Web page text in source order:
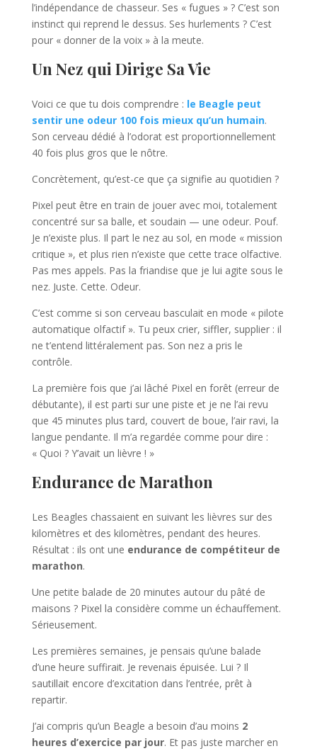
l’indépendance de chasseur. Ses « fugues » ? C’est son
instinct qui reprend le dessus. Ses hurlements ? C’est
pour « donner de la voix » à la meute.
Un Nez qui Dirige Sa Vie
Voici ce que tu dois comprendre : le Beagle peut
sentir une odeur 100 fois mieux qu’un humain.
Son cerveau dédié à l’odorat est proportionnellement
40 fois plus gros que le nôtre.
Concrètement, qu’est-ce que ça signifie au quotidien ?
Pixel peut être en train de jouer avec moi, totalement
concentré sur sa balle, et soudain — une odeur. Pouf.
Je n’existe plus. Il part le nez au sol, en mode « mission
critique », et plus rien n’existe que cette trace olfactive.
Pas mes appels. Pas la friandise que je lui agite sous le
nez. Juste. Cette. Odeur.
C’est comme si son cerveau basculait en mode « pilote
automatique olfactif ». Tu peux crier, siffler, supplier : il
ne t’entend littéralement pas. Son nez a pris le
contrôle.
La première fois que j’ai lâché Pixel en forêt (erreur de
débutante), il est parti sur une piste et je ne l’ai revu
que 45 minutes plus tard, couvert de boue, l’air ravi, la
langue pendante. Il m’a regardée comme pour dire :
« Quoi ? Y’avait un lièvre ! »
Endurance de Marathon
Les Beagles chassaient en suivant les lièvres sur des
kilomètres et des kilomètres, pendant des heures.
Résultat : ils ont une endurance de compétiteur de
marathon.
Une petite balade de 20 minutes autour du pâté de
maisons ? Pixel la considère comme un échauffement.
Sérieusement.
Les premières semaines, je pensais qu’une balade
d’une heure suffirait. Je revenais épuisée. Lui ? Il
sautillait encore d’excitation dans l’entrée, prêt à
repartir.
J’ai compris qu’un Beagle a besoin d’au moins 2
heures d’exercice par jour. Et pas juste marcher en